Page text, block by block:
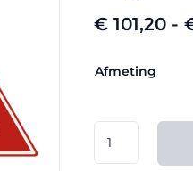
€ 101,20 -
Afmeting
model